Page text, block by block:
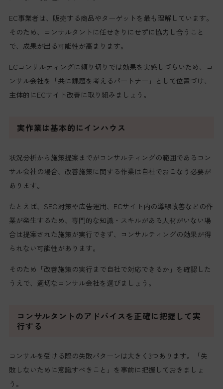
EC事業者は、販売する商品やターゲットを最も理解しています。
そのため、コンサルタントに任せきりにせずに協力し合うこと
で、成果が出る可能性が高まります。
ECコンサルティングに頼り切りでは効果を実感しづらいため、コ
ンサル会社を「共に課題を考えるパートナー」として位置づけ、
主体的にECサイト改善に取り組みましょう。
実作業は基本的にインハウス
状況分析から施策提案までがコンサルティングの範囲であるコン
サル会社の場合、改善施策に関する作業は自社でおこなう必要が
あります。
たとえば、SEO対策や広告運用、ECサイト内の導線改善などの作
業が発生するため、専門的な知識・スキルがある人材がいない場
合は提案された施策が実行できず、コンサルティングの効果が得
られない可能性があります。
そのため「改善施策の実行まで自社で対応できるか」を確認した
うえで、適切なコンサル会社を選びましょう。
コンサルタントのアドバイスを正確に把握して実
行する
コンサルを受ける際の失敗パターンは大きく3つあります。「失
敗しないために意識すべきこと」を事前に把握しておきましょ
う。